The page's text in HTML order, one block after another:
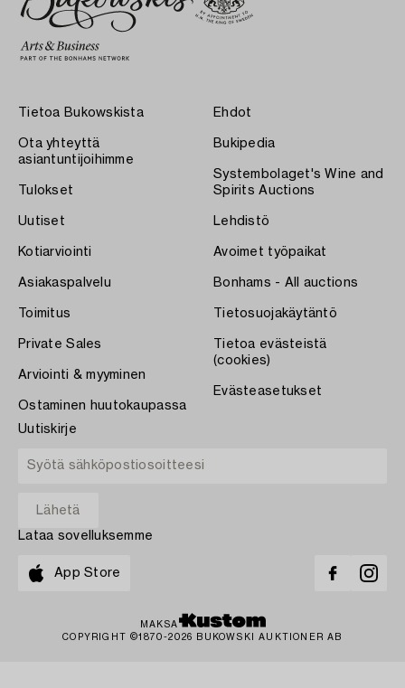
Tietoa Bukowskista
Ota yhteyttä
asiantuntijoihimme
Tulokset
Uutiset
Kotiarviointi
Asiakaspalvelu
Toimitus
Private Sales
Arviointi & myyminen
Ostaminen huutokaupassa
Ehdot
Bukipedia
Systembolaget's Wine and
Spirits Auctions
Lehdistö
Avoimet työpaikat
Bonhams - All auctions
Tietosuojakäytäntö
Tietoa evästeistä
(cookies)
Evästeasetukset
Uutiskirje
Lataa sovelluksemme
App Store
MAKSA
COPYRIGHT ©1870-2026 BUKOWSKI AUKTIONER AB